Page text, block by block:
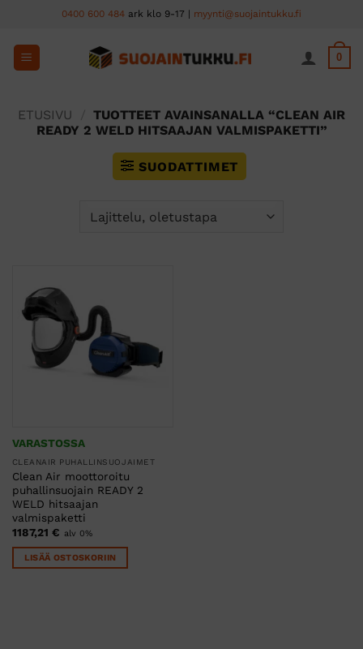
content
0400 600 484 ark klo 9-17 | myynti@suojaintukku.fi
0
ETUSIVU
TUOTTEET AVAINSANALLA “CLEAN AIR
READY 2 WELD HITSAAJAN VALMISPAKETTI”
SUODATTIMET
VARASTOSSA
CLEANAIR PUHALLINSUOJAIMET
Clean Air moottoroitu
puhallinsuojain READY 2
WELD hitsaajan
valmispaketti
1187,21 € alv 0%
LISÄÄ OSTOSKORIIN